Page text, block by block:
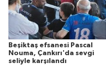
Beşiktaş efsanesi Pascal
Nouma, Çankırı'da sevgi
seliyle karşılandı